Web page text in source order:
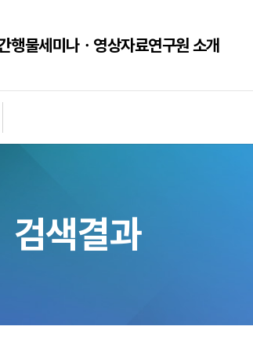
행물세미나ㆍ영상자료연구원 소개
검색결과